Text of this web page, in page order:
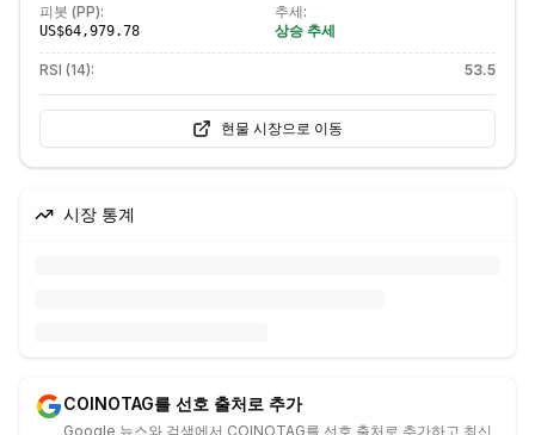
피봇 (PP):
US$64,979.78
추세:
상승 추세
RSI (14): 53.5
현물 시장으로 이동
시장 통계
COINOTAG를 선호 출처로 추가
Google 뉴스와 검색에서 COINOTAG를 선호 출처로 추가하고 최신